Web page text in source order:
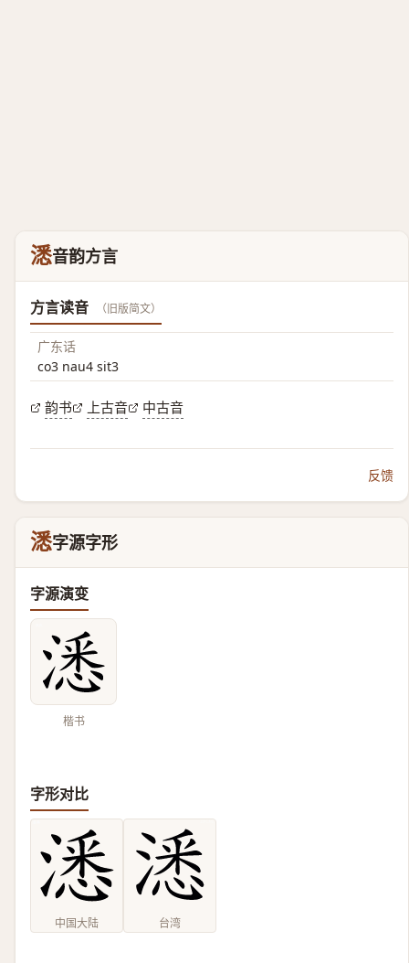
㴽音韵方言
方言读音 （旧版简文）
广东话
co3 nau4 sit3
韵书 上古音 中古音
反馈
㴽字源字形
字源演变
楷书
字形对比
中国大陆 台湾